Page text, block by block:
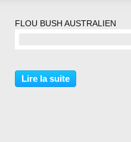
FLOU BUSH AUSTRALIEN
Lire la suite